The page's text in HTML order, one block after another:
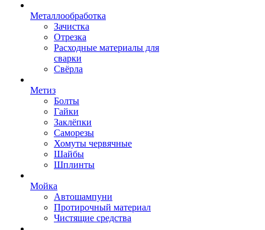
Металлообработка
Зачистка
Отрезка
Расходные материалы для
сварки
Свёрла
Метиз
Болты
Гайки
Заклёпки
Саморезы
Хомуты червячные
Шайбы
Шплинты
Мойка
Автошампуни
Протирочный материал
Чистящие средства